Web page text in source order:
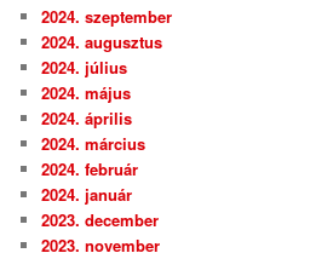
2024. szeptember
2024. augusztus
2024. július
2024. május
2024. április
2024. március
2024. február
2024. január
2023. december
2023. november